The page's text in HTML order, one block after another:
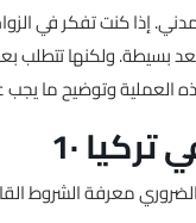
إذا كنت تفكر في
بسيطة. ولكنها
تركيا